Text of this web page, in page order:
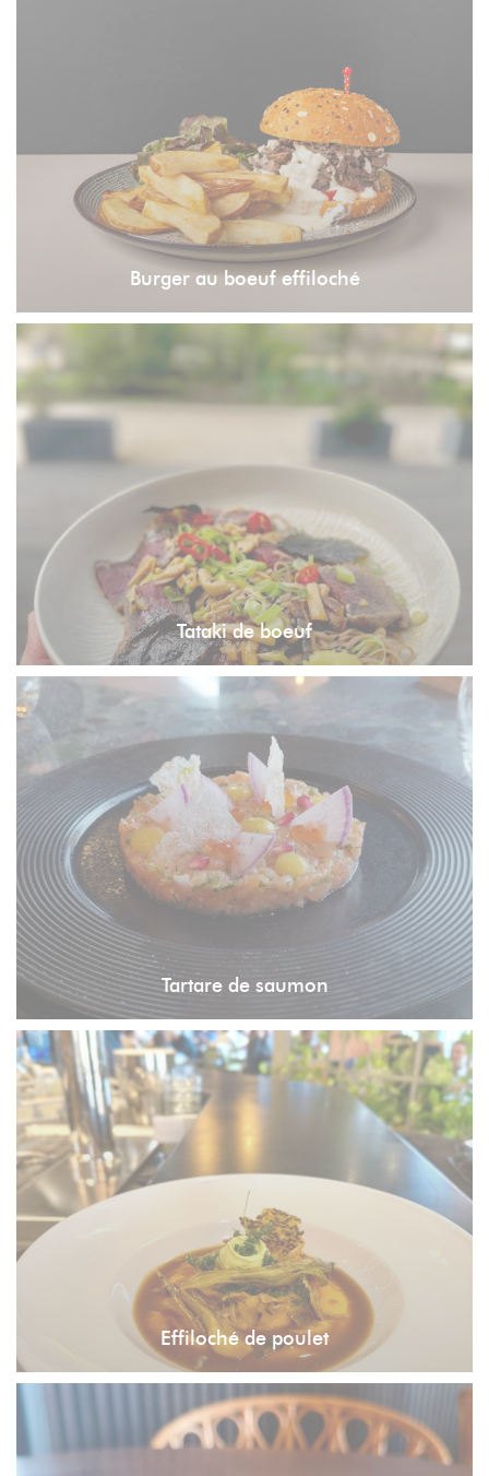
Burger au boeuf effiloché
Tataki de boeuf
Tartare de saumon
Effiloché de poulet